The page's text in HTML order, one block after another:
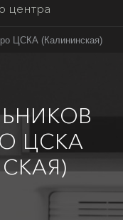
центра
ЦСКА (Калининская)
ЦСКА